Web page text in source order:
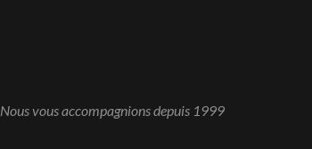
Nous vous accompagnions depuis 1999